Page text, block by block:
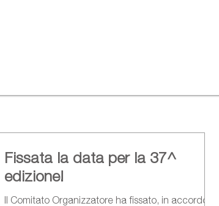
Fissata la data per la 37^
edizione!
Il Comitato Organizzatore ha fissato, in accordo